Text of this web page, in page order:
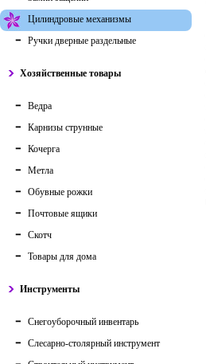
Цилиндровые механизмы
Ручки дверные раздельные
Хозяйственные товары
Ведра
Карнизы струнные
Кочерга
Метла
Обувные рожки
Почтовые ящики
Скотч
Товары для дома
Инструменты
Снегоуборочный инвентарь
Слесарно-столярный инструмент